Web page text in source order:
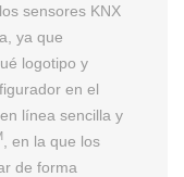
sensores KNX
ya que
logotipo y
en el
línea sencilla y
, en la que los
de forma